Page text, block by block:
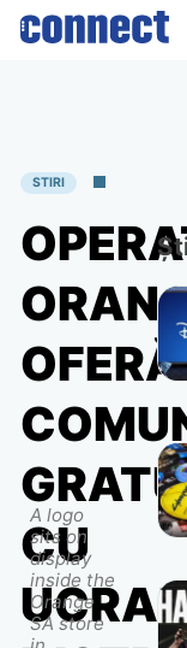
Skip
STIRI
OFERĂ
CU
A logo
sits on
display
inside the
Orange
SA store